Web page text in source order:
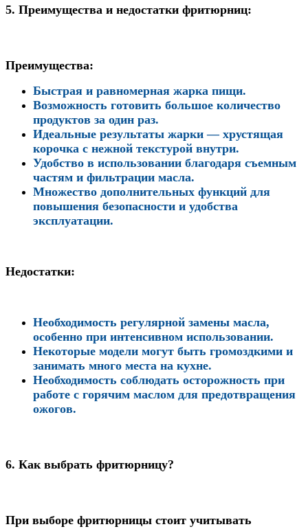
5. Преимущества и недостатки фритюрниц:
Преимущества:
Быстрая и равномерная жарка пищи.
Возможность готовить большое количество
продуктов за один раз.
Идеальные результаты жарки — хрустящая
корочка с нежной текстурой внутри.
Удобство в использовании благодаря съемным
частям и фильтрации масла.
Множество дополнительных функций для
повышения безопасности и удобства
эксплуатации.
Недостатки:
Необходимость регулярной замены масла,
особенно при интенсивном использовании.
Некоторые модели могут быть громоздкими и
занимать много места на кухне.
Необходимость соблюдать осторожность при
работе с горячим маслом для предотвращения
ожогов.
6. Как выбрать фритюрницу?
При выборе фритюрницы стоит учитывать